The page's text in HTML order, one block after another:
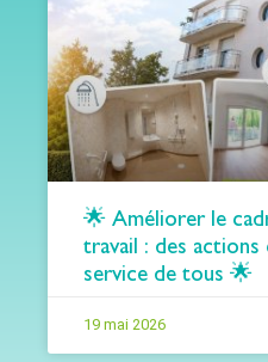
🌟 Améliorer le
travail : des actions
service de tous 🌟
19 mai 2026